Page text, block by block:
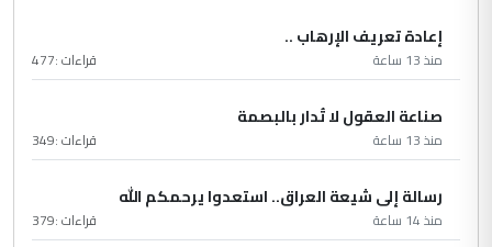
إعادة تعريف الإرهاب ..
منذ 13 ساعة قراءات :477
صناعة العقول لا تُدار بالبصمة
منذ 13 ساعة قراءات :349
رسالة إلى شيعة العراق.. استعدوا يرحمكم الله
منذ 14 ساعة قراءات :379